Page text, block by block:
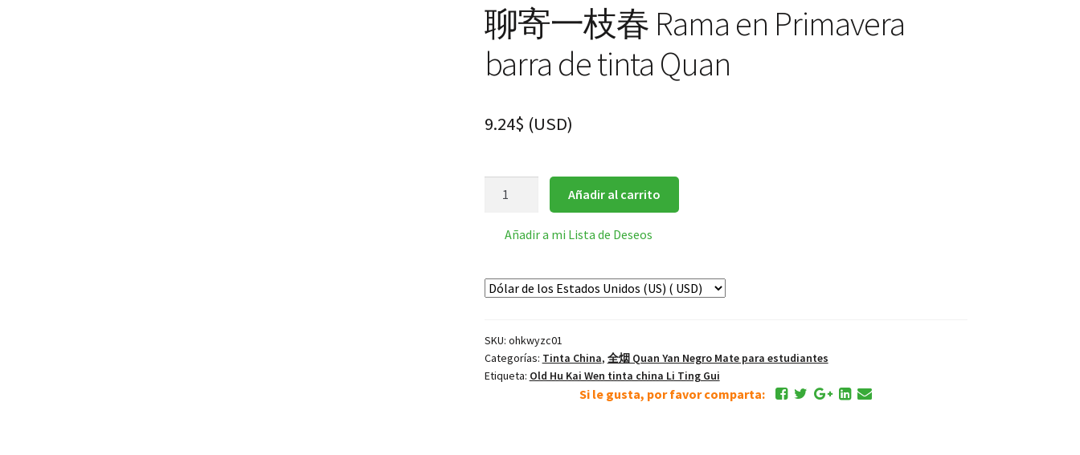
聊寄一枝春 Rama en Primavera
barra de tinta Quan
9.24$ (USD)
Rama
barra
de
tinta
Añadir al carrito
Añadir a mi Lista de Deseos
SKU: ohkwyzc01
Categorías: Tinta China, 全烟 Quan Yan Negro Mate para estudiantes
Etiqueta: Old Hu Kai Wen tinta china Li Ting Gui
Si le gusta, por favor comparta: